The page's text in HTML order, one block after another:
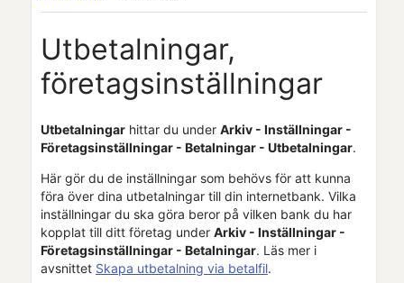
Utbetalningar,
företagsinställningar
Utbetalningar hittar du under Arkiv - Inställningar -
Företagsinställningar - Betalningar - Utbetalningar.
Här gör du de inställningar som behövs för att kunna
föra över dina utbetalningar till din internetbank. Vilka
inställningar du ska göra beror på vilken bank du har
kopplat till ditt företag under Arkiv - Inställningar -
Företagsinställningar - Betalningar. Läs mer i
avsnittet Skapa utbetalning via betalfil.